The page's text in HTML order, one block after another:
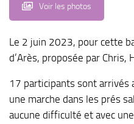
Voir les photos
Le 2 juin 2023, pour cette
d’Arès, proposée par Chris,
17 participants sont arrivés
une marche dans les prés
aucune difficulté et avec